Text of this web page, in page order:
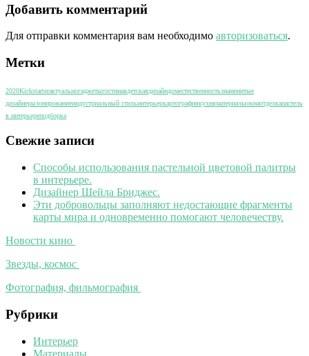
Добавить комментарий
Для отправки комментария вам необходимо авторизоваться.
Метки
2020Kickstarterактуальногаджетыгостинаядетскаядизайндоместественностьзнаменитые
дизайнерызонированиеиндустриальный стильинтерьеркартографиякухняматериалыокнаотделкапастель
в интерьереподборка
Свежие записи
Способы использования пастельной цветовой палитры
в интерьере.
Дизайнер Шейла Бриджес.
Эти добровольцы заполняют недостающие фрагменты
карты мира и одновременно помогают человечеству.
Новости кино
Звезды, космос
Фотография, фильмография
Рубрики
Интерьер
Материалы